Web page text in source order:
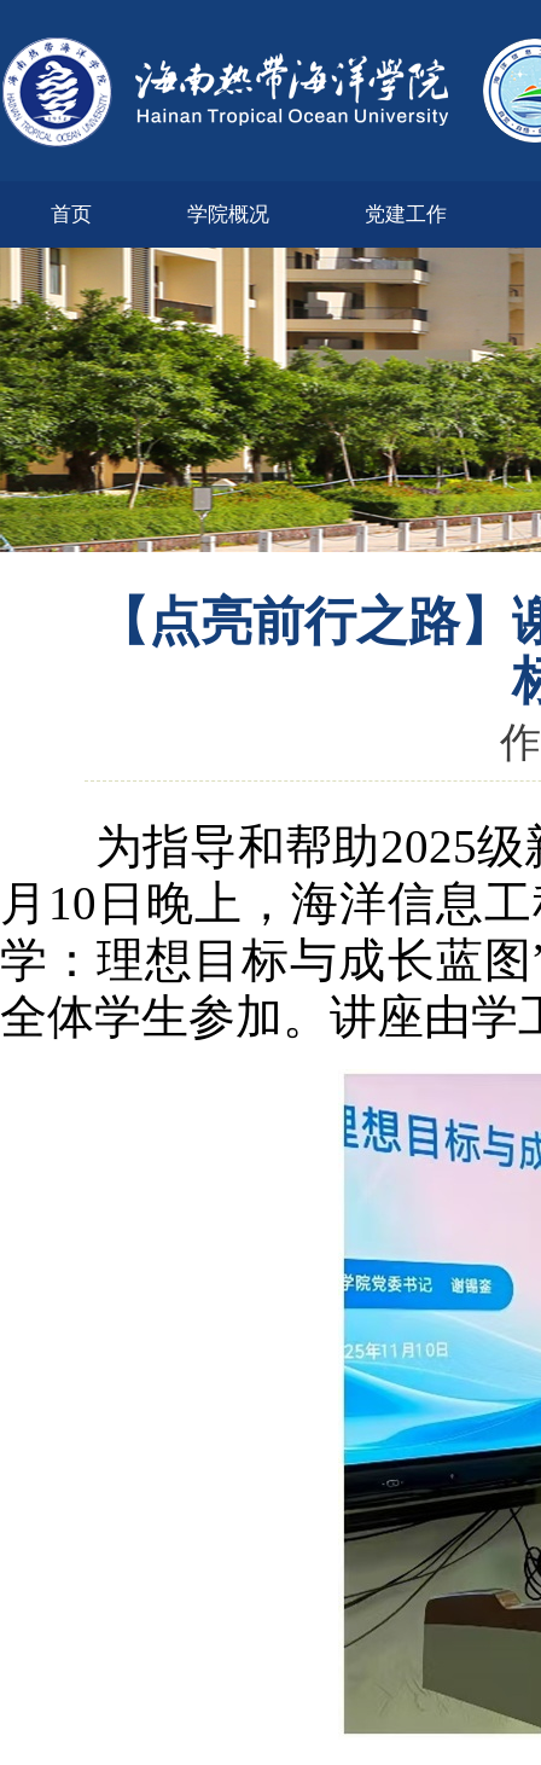
首页 学院概况 党建工作
【点亮前行之路
为指导和帮助2025级
月10日晚上，海洋信息
学：理想目标与成长蓝
全体学生参加。讲座由学